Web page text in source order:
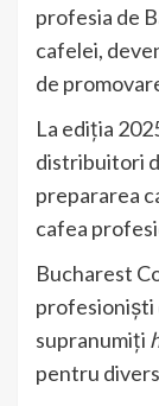
profesia de
cafelei,
de
La ediția
distribuitori
prepararea
cafea
Bucharest
profesioniști
supranumiți
pentru